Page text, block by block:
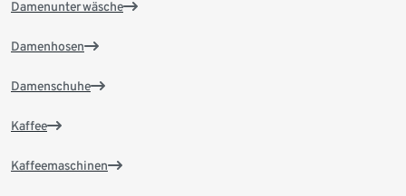
Damenunterwäsche
Damenhosen
Damenschuhe
Kaffee
Kaffeemaschinen